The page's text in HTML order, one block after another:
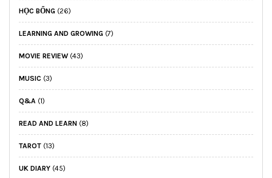
HỌC BỔNG (26)
LEARNING AND GROWING (7)
MOVIE REVIEW (43)
MUSIC (3)
Q&A (1)
READ AND LEARN (8)
TAROT (13)
UK DIARY (45)